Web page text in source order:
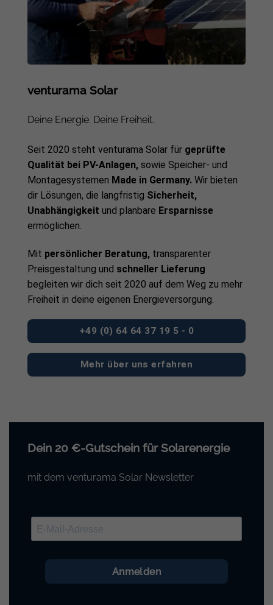
venturama Solar
Deine Energie. Deine Freiheit.
Seit 2020 steht venturama Solar für geprüfte
Qualität bei PV-Anlagen, sowie Speicher- und
Montagesystemen Made in Germany. Wir bieten
dir Lösungen, die langfristig Sicherheit,
Unabhängigkeit und planbare Ersparnisse
ermöglichen.
Mit persönlicher Beratung, transparenter
Preisgestaltung und schneller Lieferung
begleiten wir dich seit 2020 auf dem Weg zu mehr
Freiheit in deine eigenen Energieversorgung.
+49 (0) 64 64 37 19 5 - 0
Mehr über uns erfahren
Dein 20 €-Gutschein für Solarenergie
mit dem venturama Solar Newsletter
Anmelden